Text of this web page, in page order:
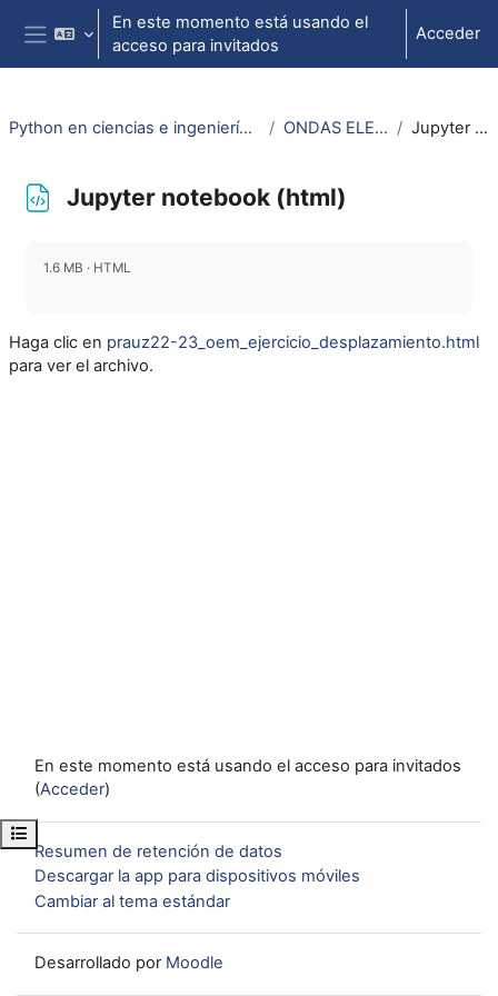
Salta al contenido principal
Panel lateral
En este momento está usando el
acceso para invitados
Acceder
Abrir índice del curso
Python en ciencias e ingeniería: tutoriales basados en ejemplos (2024) ONDAS ELECTROMAGNÉTICAS Jupyter notebook (html)
Jupyter notebook (html)
1.6 MB · HTML
Haga clic en prauz22-23_oem_ejercicio_desplazamiento.html
para ver el archivo.
En este momento está usando el acceso para invitados
(Acceder)
Resumen de retención de datos
Descargar la app para dispositivos móviles
Cambiar al tema estándar
Desarrollado por Moodle